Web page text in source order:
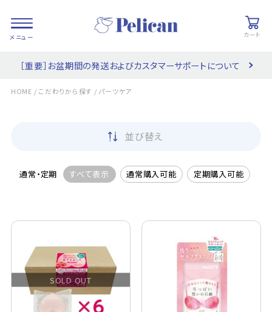
カート
PRODUCTS/ 商品を探す
COLLECTIONS/ ブランド一覧
定期購入
［重要］お盆期間の発送およびカスタマーサポートについて
HOME / こだわりから探す / パーツケア
並び替え
通常・定期 すべて表示 通常購入可能 定期購入可能
SOLD OUT